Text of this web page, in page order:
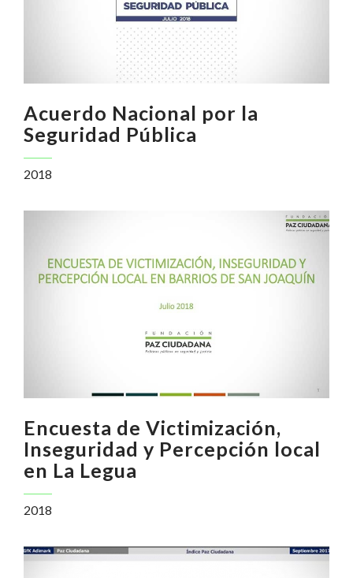
Acuerdo Nacional por la
Seguridad Pública
2018
Encuesta de Victimización,
Inseguridad y Percepción local
en La Legua
2018